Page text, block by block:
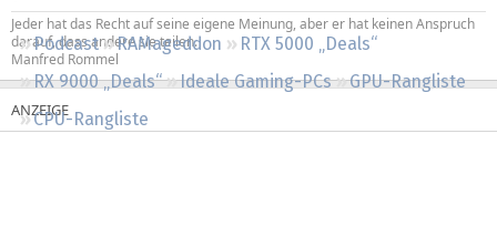
Podcast RAMageddon
RTX 5000 „Deals“
RX 9000 „Deals“
Ideale Gaming-PCs
GPU-Rangliste
CPU-Rangliste
Jeder hat das Recht auf seine eigene Meinung, aber er hat keinen Anspruch
darauf, dass andere sie teilen.
Manfred Rommel